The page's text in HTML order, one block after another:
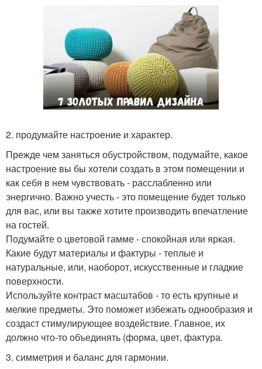
2. продумайте настроение и характер.
Прежде чем заняться обустройством, подумайте, какое
настроение вы бы хотели создать в этом помещении и
как себя в нем чувствовать - расслабленно или
энергично. Важно учесть - это помещение будет только
для вас, или вы также хотите производить впечатление
на гостей.
Подумайте о цветовой гамме - спокойная или яркая.
Какие будут материалы и фактуры - теплые и
натуральные, или, наоборот, искусственные и гладкие
поверхности.
Используйте контраст масштабов - то есть крупные и
мелкие предметы. Это поможет избежать однообразия и
создаст стимулирующее воздействие. Главное, их
должно что-то объединять (форма, цвет, фактура.
3. симметрия и баланс для гармонии.